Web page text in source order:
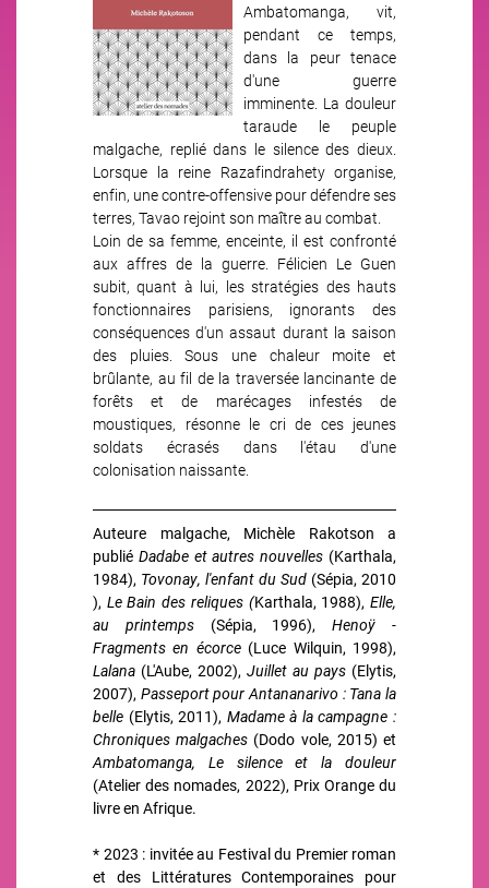
Ambatomanga, vit,
pendant ce temps,
dans la peur tenace
d'une guerre
imminente. La douleur
taraude le peuple
malgache, replié dans le silence des dieux.
Lorsque la reine Razafindrahety organise,
enfin, une contre-offensive pour défendre ses
terres, Tavao rejoint son maître au combat.
Loin de sa femme, enceinte, il est confronté
aux affres de la guerre. Félicien Le Guen
subit, quant à lui, les stratégies des hauts
fonctionnaires parisiens, ignorants des
conséquences d'un assaut durant la saison
des pluies. Sous une chaleur moite et
brûlante, au fil de la traversée lancinante de
forêts et de marécages infestés de
moustiques, résonne le cri de ces jeunes
soldats écrasés dans l'étau d'une
colonisation naissante.
Auteure malgache, Michèle Rakotson a
publié Dadabe et autres nouvelles (Karthala,
1984), Tovonay, l'enfant du Sud (Sépia, 2010
), Le Bain des reliques (Karthala, 1988),Elle,
au printemps(Sépia, 1996),Henoÿ -
Fragments en écorce(Luce Wilquin, 1998),
Lalana (L'Aube, 2002), Juillet au pays (Elytis,
2007), Passeport pour Antananarivo : Tana la
belle (Elytis, 2011), Madame à la campagne :
Chroniques malgaches (Dodo vole, 2015) et
Ambatomanga, Le silence et la douleur
(Atelier des nomades, 2022), Prix Orange du
livre en Afrique.
* 2023 : invitée au Festival du Premier roman
et des Littératures Contemporaines pour